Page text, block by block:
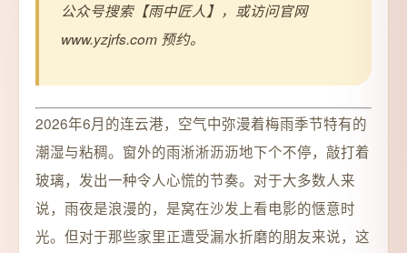
公众号搜索【雨中匠人】，或访问官网
www.yzjrfs.com 预约。
2026年6月的连云港，空气中弥漫着梅雨季节特有的
潮湿与粘稠。窗外的雨淅淅沥沥地下个不停，敲打着
玻璃，发出一种令人心慌的节奏。对于大多数人来
说，雨夜是浪漫的，是窝在沙发上看电影的惬意时
光。但对于那些家里正遭受漏水折磨的朋友来说，这